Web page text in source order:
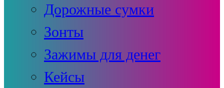
Дорожные сумки
Зонты
Зажимы для денег
Кейсы